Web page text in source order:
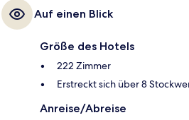
Auf einen Blick
Größe des Hotels
222 Zimmer
Erstreckt sich über 8
Anreise/Abreise